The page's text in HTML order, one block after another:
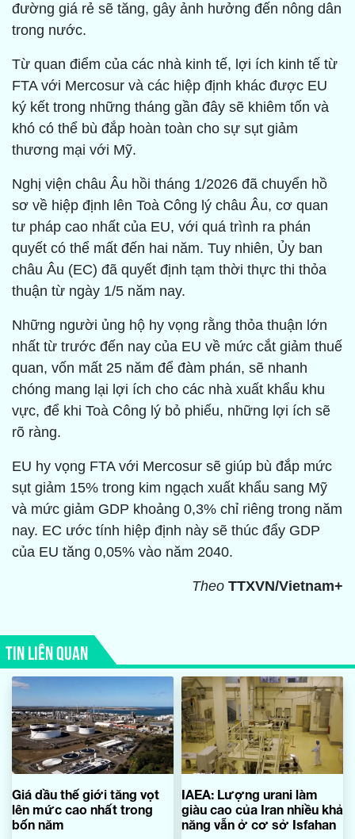
đường giá rẻ sẽ tăng, gây ảnh hưởng đến nông dân
trong nước.
Từ quan điểm của các nhà kinh tế, lợi ích kinh tế từ
FTA với Mercosur và các hiệp định khác được EU
ký kết trong những tháng gần đây sẽ khiêm tốn và
khó có thể bù đắp hoàn toàn cho sự sụt giảm
thương mại với Mỹ.
Nghị viện châu Âu hồi tháng 1/2026 đã chuyển hồ
sơ về hiệp định lên Toà Công lý châu Âu, cơ quan
tư pháp cao nhất của EU, với quá trình ra phán
quyết có thể mất đến hai năm. Tuy nhiên, Ủy ban
châu Âu (EC) đã quyết định tạm thời thực thi thỏa
thuận từ ngày 1/5 năm nay.
Những người ủng hộ hy vọng rằng thỏa thuận lớn
nhất từ trước đến nay của EU về mức cắt giảm thuế
quan, vốn mất 25 năm để đàm phán, sẽ nhanh
chóng mang lại lợi ích cho các nhà xuất khẩu khu
vực, để khi Toà Công lý bỏ phiếu, những lợi ích sẽ
rõ ràng.
EU hy vọng FTA với Mercosur sẽ giúp bù đắp mức
sụt giảm 15% trong kim ngạch xuất khẩu sang Mỹ
và mức giảm GDP khoảng 0,3% chỉ riêng trong năm
nay. EC ước tính hiệp định này sẽ thúc đẩy GDP
của EU tăng 0,05% vào năm 2040.
Theo TTXVN/Vietnam+
TIN LIÊN QUAN
Giá dầu thế giới tăng vọt
lên mức cao nhất trong
bốn năm
IAEA: Lượng urani làm
giàu cao của Iran nhiều khả
năng vẫn ở cơ sở Isfahan